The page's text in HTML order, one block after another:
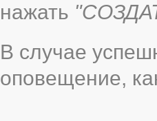
нажать
В случае
оповещение,